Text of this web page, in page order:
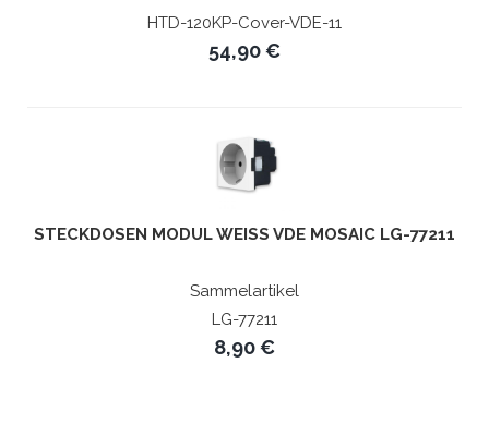
HTD-120KP-Cover-VDE-11
54,90 €
STECKDOSEN MODUL WEISS VDE MOSAIC LG-77211
Sammelartikel
LG-77211
8,90 €